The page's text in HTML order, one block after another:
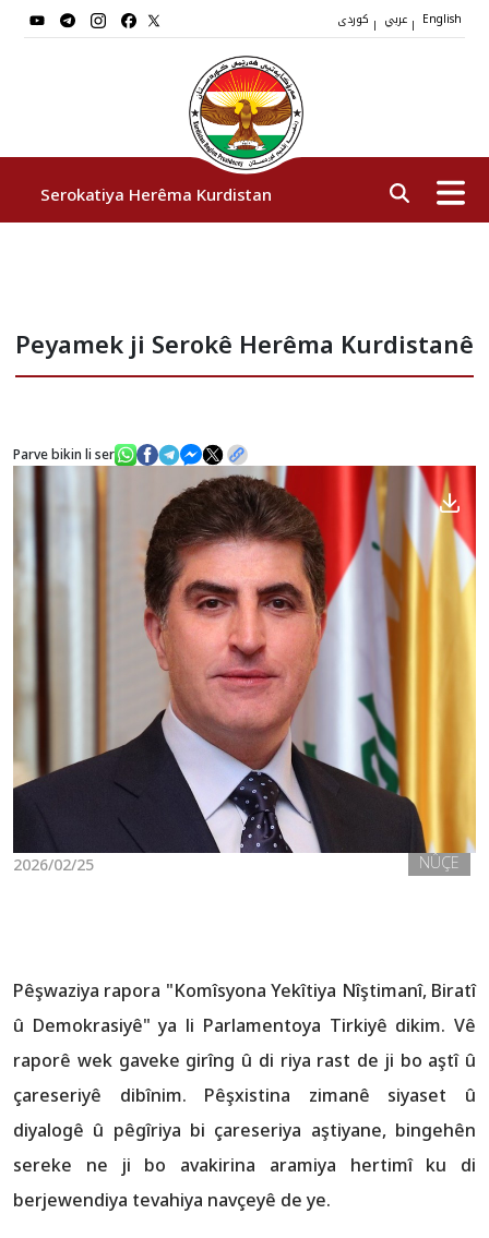
| | English
Serokatiya Herêma Kurdistan
Cîgirên Serok
Peyamek ji Serokê Herêma Kurdistanê
Parve bikin li ser
2026/02/25 NÛÇE
Pêşwaziya rapora "Komîsyona Yekîtiya Nîştimanî, Biratî
û Demokrasiyê" ya li Parlamentoya Tirkiyê dikim. Vê
raporê wek gaveke girîng û di riya rast de ji bo aştî û
çareseriyê dibînim. Pêşxistina zimanê siyaset û
diyalogê û pêgîriya bi çareseriya aştiyane, bingehên
sereke ne ji bo avakirina aramiya hertimî ku di
berjewendiya tevahiya navçeyê de ye.